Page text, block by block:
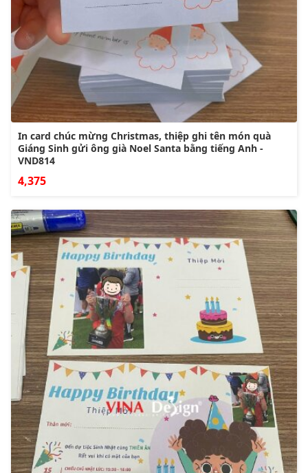
In card chúc mừng Christmas, thiệp ghi tên món quà
Giáng Sinh gửi ông già Noel Santa bằng tiếng Anh -
VND814
4,375